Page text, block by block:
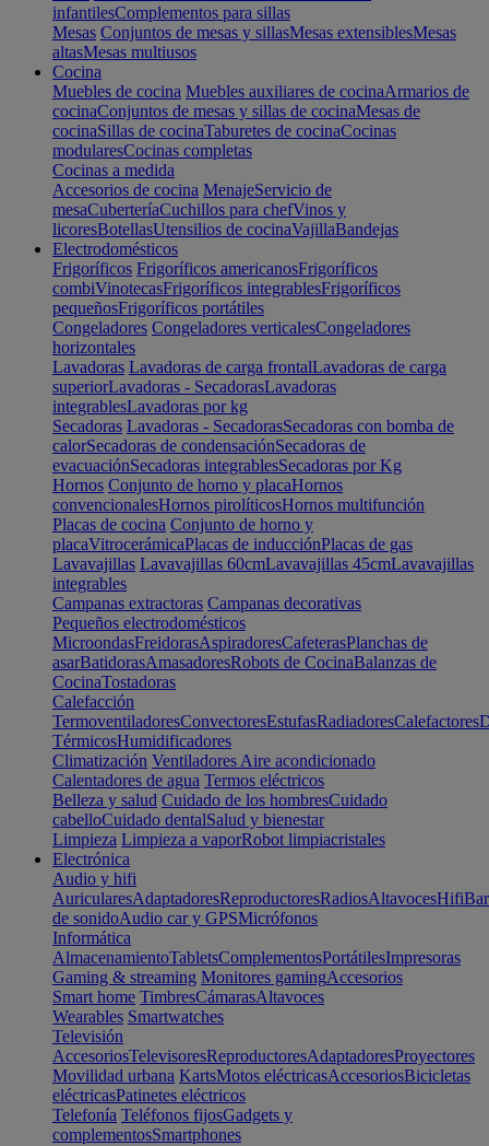
infantilesComplementos para sillas
Mesas Conjuntos de mesas y sillasMesas extensiblesMesas
altasMesas multiusos
Cocina
Muebles de cocina Muebles auxiliares de cocinaArmarios de
cocinaConjuntos de mesas y sillas de cocinaMesas de
cocinaSillas de cocinaTaburetes de cocinaCocinas
modularesCocinas completas
Cocinas a medida
Accesorios de cocina MenajeServicio de
mesaCuberteríaCuchillos para chefVinos y
licoresBotellasUtensilios de cocinaVajillaBandejas
Electrodomésticos
Frigoríficos Frigoríficos americanosFrigoríficos
combiVinotecasFrigoríficos integrablesFrigoríficos
pequeñosFrigoríficos portátiles
Congeladores Congeladores verticalesCongeladores
horizontales
Lavadoras Lavadoras de carga frontalLavadoras de carga
superiorLavadoras - SecadorasLavadoras
integrablesLavadoras por kg
Secadoras Lavadoras - SecadorasSecadoras con bomba de
calorSecadoras de condensaciónSecadoras de
evacuaciónSecadoras integrablesSecadoras por Kg
Hornos Conjunto de horno y placaHornos
convencionalesHornos pirolíticosHornos multifunción
Placas de cocina Conjunto de horno y
placaVitrocerámicaPlacas de inducciónPlacas de gas
Lavavajillas Lavavajillas 60cmLavavajillas 45cmLavavajillas
integrables
Campanas extractoras Campanas decorativas
Pequeños electrodomésticos
MicroondasFreidorasAspiradoresCafeterasPlanchas de
asarBatidorasAmasadoresRobots de CocinaBalanzas de
CocinaTostadoras
Calefacción
TermoventiladoresConvectoresEstufasRadiadoresCalefactores
TérmicosHumidificadores
Climatización Ventiladores Aire acondicionado
Calentadores de agua Termos eléctricos
Belleza y salud Cuidado de los hombresCuidado
cabelloCuidado dentalSalud y bienestar
Limpieza Limpieza a vaporRobot limpiacristales
Electrónica
Audio y hifi
AuricularesAdaptadoresReproductoresRadiosAltavocesHifi
de sonidoAudio car y GPSMicrófonos
Informática
AlmacenamientoTabletsComplementosPortátilesImpresoras
Gaming & streaming Monitores gamingAccesorios
Smart home TimbresCámarasAltavoces
Wearables Smartwatches
Televisión
AccesoriosTelevisoresReproductoresAdaptadoresProyectores
Movilidad urbana KartsMotos eléctricasAccesoriosBicicletas
eléctricasPatinetes eléctricos
Telefonía Teléfonos fijosGadgets y
complementosSmartphones